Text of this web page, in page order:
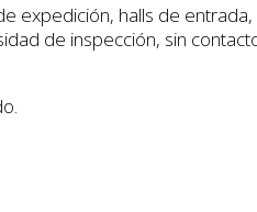
expedición, halls de
de inspección, sin